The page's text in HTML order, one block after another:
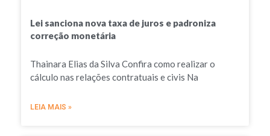
Lei sanciona nova taxa de juros e padroniza
correção monetária
Thainara Elias da Silva Confira como realizar o
cálculo nas relações contratuais e civis Na
LEIA MAIS »